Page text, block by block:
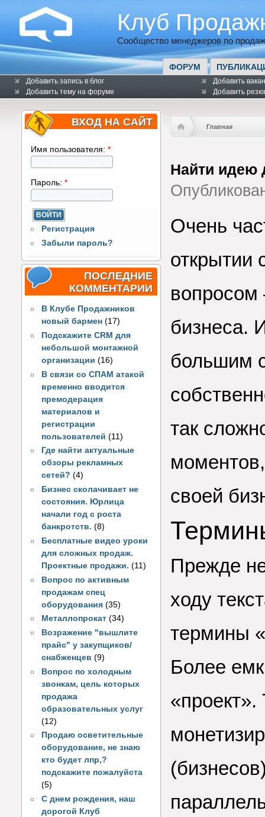
Клуб
Сообщество менеджеров по
ФОРУМ
Добавить запись в блог
Добавить тему на форуме
Добавить
Добавить
ВХОД НА САЙТ
Имя пользователя: *
Пароль: *
Регистрация
Забыли пароль?
ПОСЛЕДНИЕ
КОММЕНТАРИИ
В Клубе Продажников
новый бармен (17)
Подскажите CRM для
небольшой монтажной
организации (16)
В связи со СПАМ атакой
временно вводится
премодерация
материалов и
регистрации
пользователей(11)
Где найти актуальные
обзоры рекламных
сетей? (4)
Бизнес сколачивает не
состояния. Юрлица
начали год с роста
банкротств. (8)
Бесплатные видео уроки
для сложных продаж.
Проектные продажи. (11)
Вопрос по активным
продажам спец
оборудования (35)
Металлопрокат (34)
Возражение "вышлите
прайс" у закупщиков/
снабженцев (9)
Вопрос по холодным
звонкам, цель которых
продажа
образовательных услуг
(12)
Продаю осветительные
оборудование, не знаю
кто будет лпр,?
подскажите пожалуйста
(5)
С днем рождения, наш
дорогой Клуб
Главная
Найти идею
Очень
открытии
бизнеса.
большим
так
своей
Прежде
ходу
термины
Более
«проект».